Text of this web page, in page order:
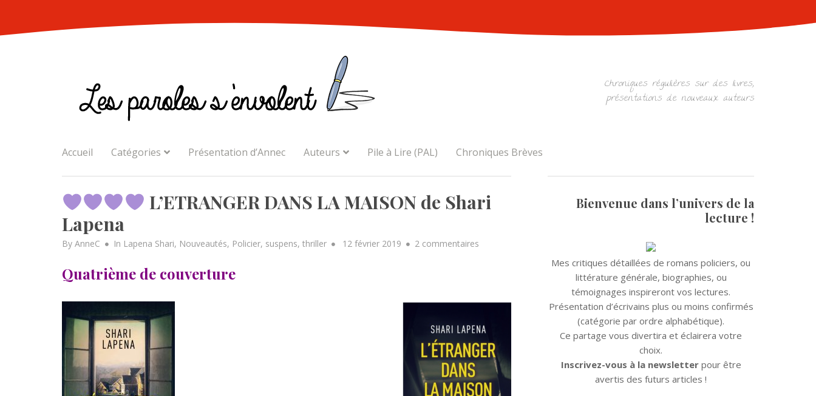
content
Chroniques régulières sur des livres,
présentations de nouveaux auteurs
Accueil Catégories Présentation d’Annec Auteurs Pile à Lire (PAL) Chroniques Brèves
L’ETRANGER DANS LA MAISON de Shari
Lapena
By AnneC In Lapena Shari, Nouveautés, Policier, suspens, thriller
Posted
12 février 2019 2 commentaires
DANS
LA
MAISON
de
Shari
Lapena
Quatrième de couverture
Bienvenue dans l’univers de la
lecture !
Mes critiques détaillées de romans policiers, ou
littérature générale, biographies, ou
témoignages inspireront vos lectures.
Présentation d’écrivains plus ou moins confirmés
(catégorie par ordre alphabétique).
Ce partage vous divertira et éclairera votre
choix.
Inscrivez-vous à la newsletterpour être
avertis des futurs articles !